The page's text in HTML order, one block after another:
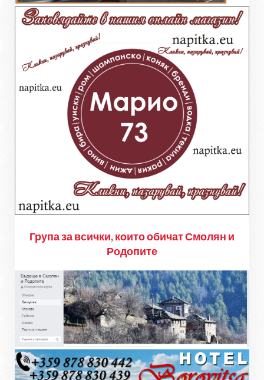
Група за всички, които обичат Смолян и
Родопите